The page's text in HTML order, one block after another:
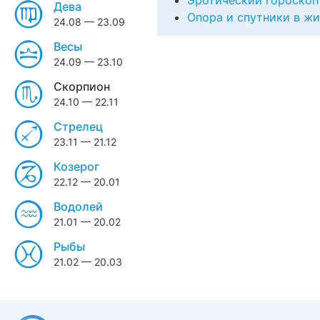
Дева
24.08 — 23.09
Весы
24.09 — 23.10
Скорпион
24.10 — 22.11
Стрелец
23.11 — 21.12
Козерог
22.12 — 20.01
Водолей
21.01 — 20.02
Рыбы
21.02 — 20.03
Опора и спутники в